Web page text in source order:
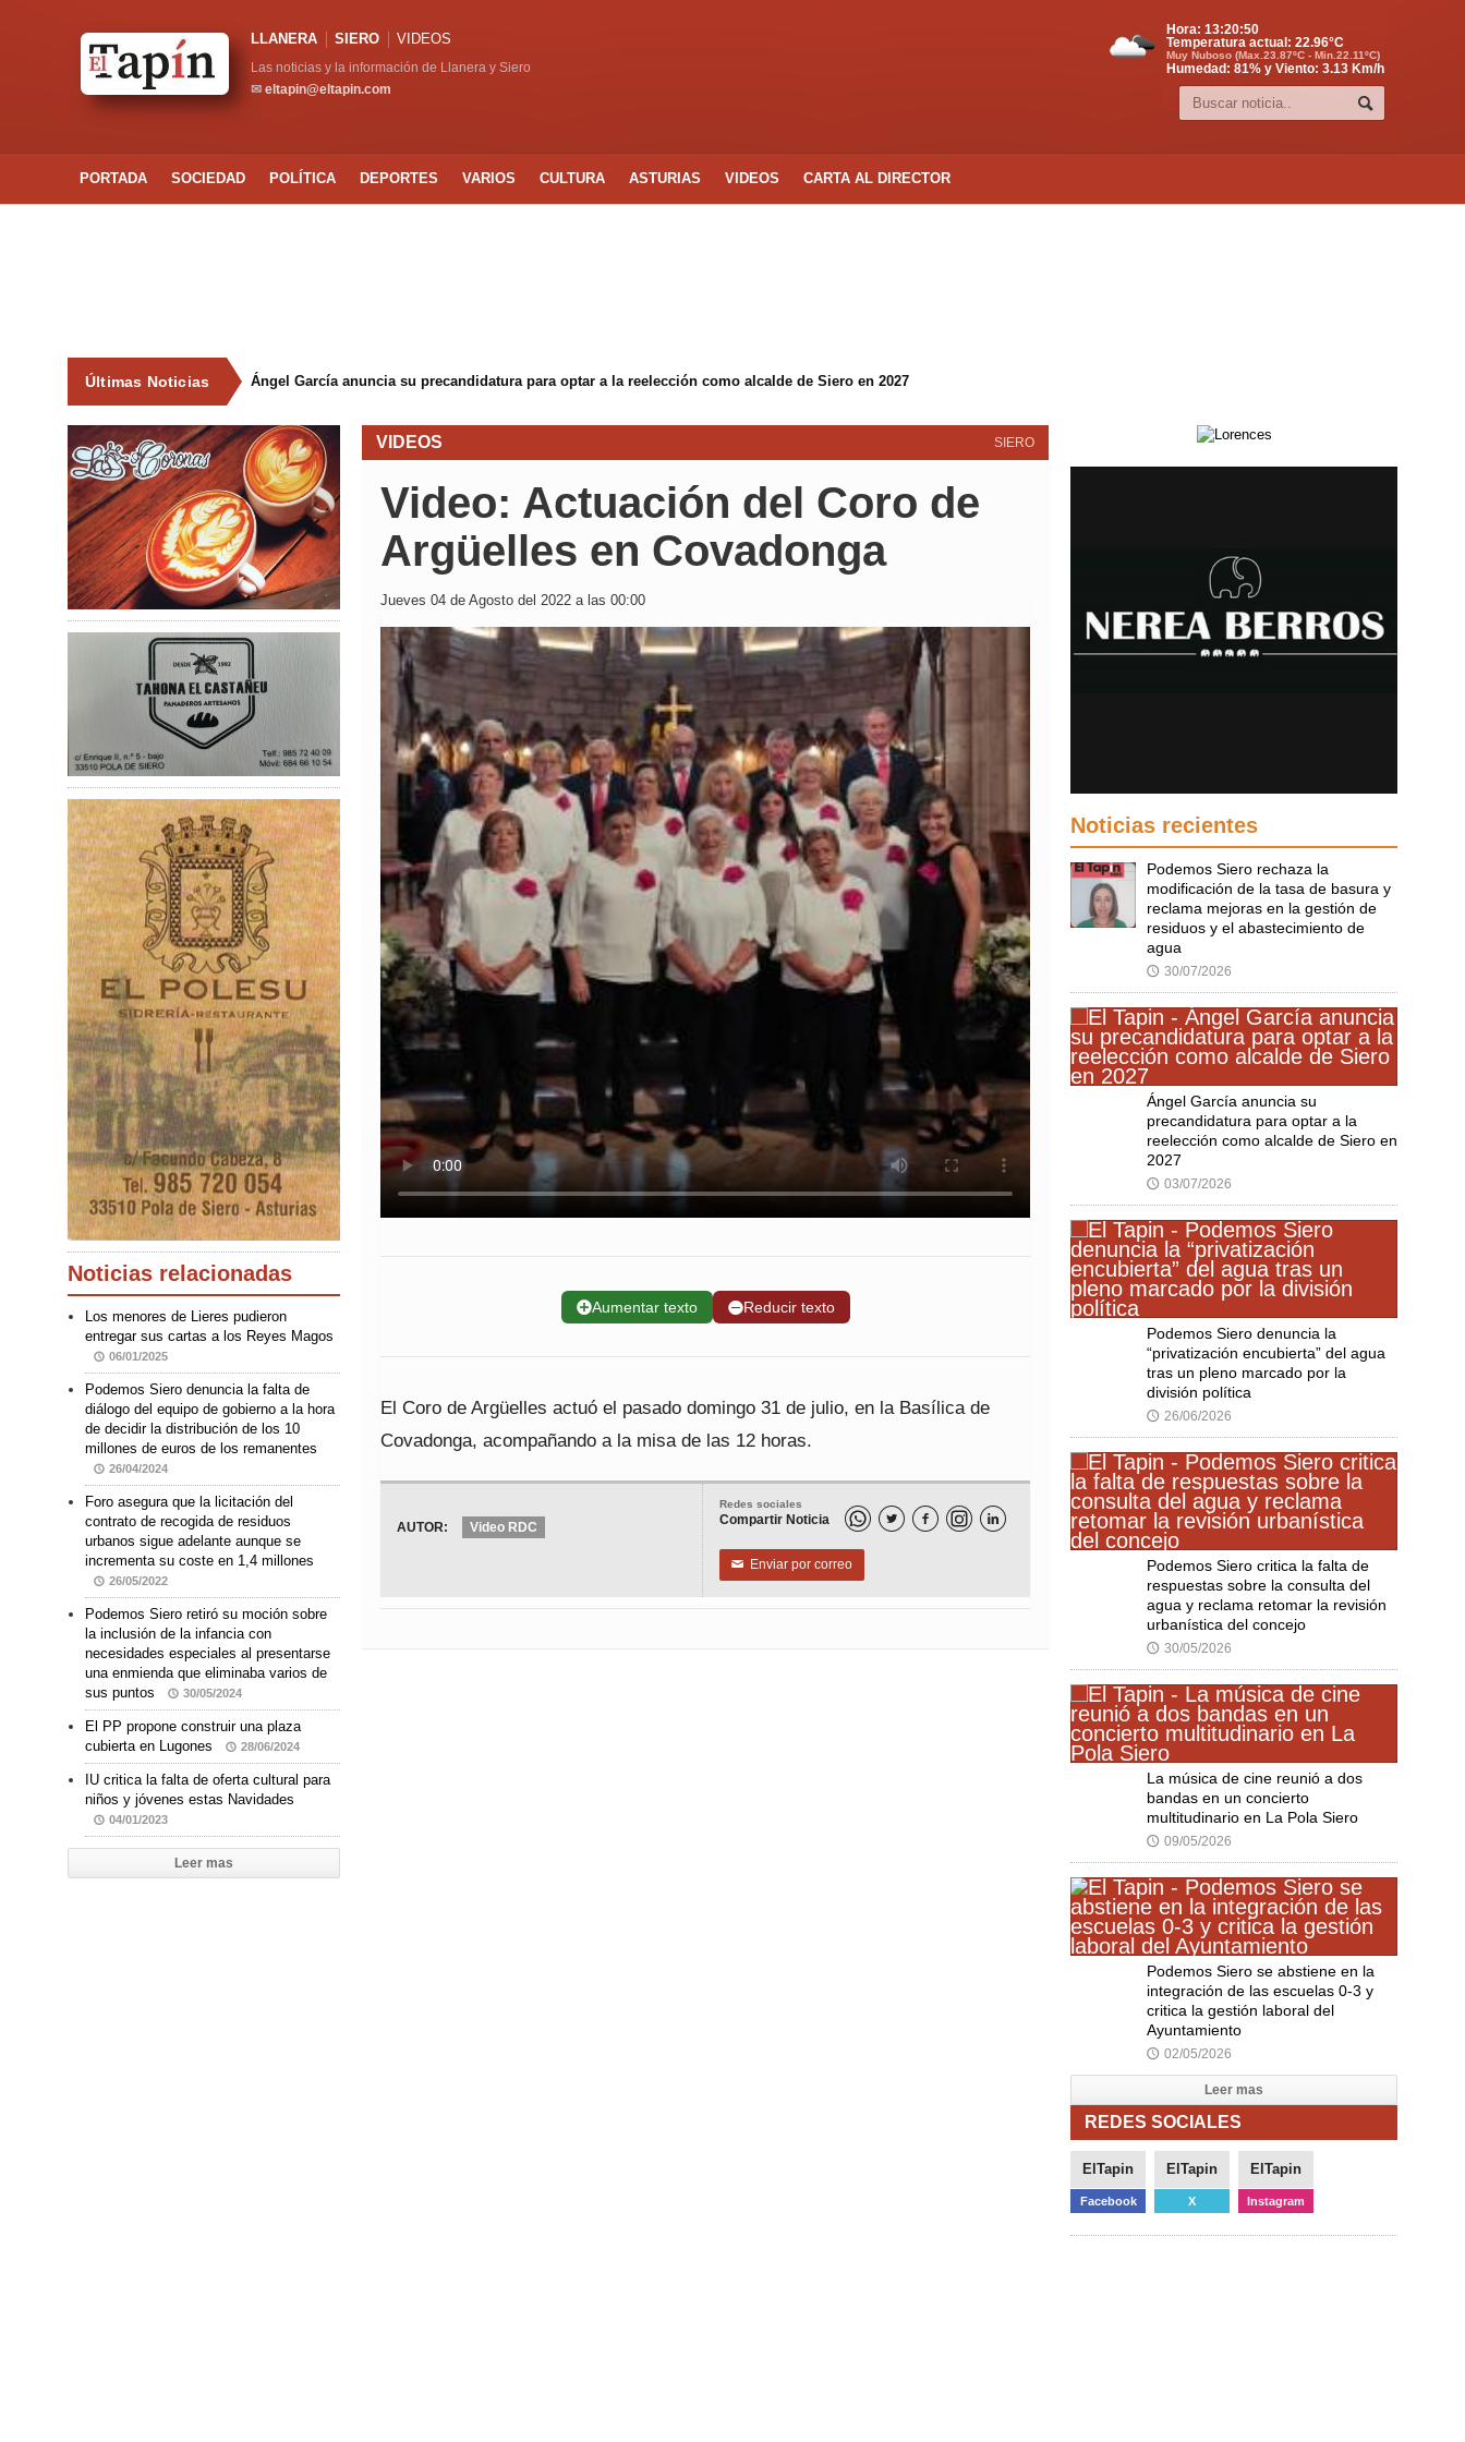
LLANERA SIERO VIDEOS
Las noticias y la información de Llanera y Siero
✉ eltapin@eltapin.com
Hora: 13:20:51
Temperatura actual: 22.96°C
Muy Nuboso (Max.23.87ºC - Min.22.11ºC)
Humedad: 81% y Viento: 3.13 Km/h
PORTADA SOCIEDAD POLÍTICA DEPORTES VARIOS CULTURA ASTURIAS VIDEOS CARTA AL DIRECTOR
Últimas Noticias Ángel García anuncia su precandidatura para optar a la reelección como alcalde de Siero en 2027
SIERO
VIDEOS
Video: Actuación del Coro de
Argüelles en Covadonga
Jueves 04 de Agosto del 2022 a las 00:00
➕Aumentar texto ➖Reducir texto
El Coro de Argüelles actuó el pasado domingo 31 de julio, en la Basílica de
Covadonga, acompañando a la misa de las 12 horas.
Redes sociales
Compartir Noticia   
✉ Enviar por correo
AUTOR: Video RDC
Noticias relacionadas
Los menores de Lieres pudieron
entregar sus cartas a los Reyes Magos
06/01/2025
Podemos Siero denuncia la falta de
diálogo del equipo de gobierno a la hora
de decidir la distribución de los 10
millones de euros de los remanentes
26/04/2024
Foro asegura que la licitación del
contrato de recogida de residuos
urbanos sigue adelante aunque se
incrementa su coste en 1,4 millones
26/05/2022
Podemos Siero retiró su moción sobre
la inclusión de la infancia con
necesidades especiales al presentarse
una enmienda que eliminaba varios de
sus puntos
30/05/2024
El PP propone construir una plaza
cubierta en Lugones
28/06/2024
IU critica la falta de oferta cultural para
niños y jóvenes estas Navidades
04/01/2023
Leer mas
Noticias recientes
Podemos Siero rechaza la
modificación de la tasa de basura y
reclama mejoras en la gestión de
residuos y el abastecimiento de
agua
🕔 30/07/2026
Ángel García anuncia su
precandidatura para optar a la
reelección como alcalde de Siero en
2027
🕔 03/07/2026
Podemos Siero denuncia la
“privatización encubierta” del agua
tras un pleno marcado por la
división política
🕔 26/06/2026
Podemos Siero critica la falta de
respuestas sobre la consulta del
agua y reclama retomar la revisión
urbanística del concejo
🕔 30/05/2026
La música de cine reunió a dos
bandas en un concierto
multitudinario en La Pola Siero
🕔 09/05/2026
Podemos Siero se abstiene en la
integración de las escuelas 0-3 y
critica la gestión laboral del
Ayuntamiento
🕔 02/05/2026
Leer mas
REDES SOCIALES
ElTapin
Facebook
ElTapin
X
ElTapin
Instagram